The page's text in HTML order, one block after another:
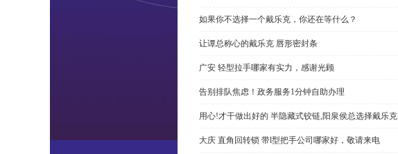
如果你不选择一个戴乐克，你还在等什么？
让谭总称心的戴乐克 唇形密封条
广安 轻型拉手哪家有实力，感谢光顾
告别排队焦虑！政务服务1分钟自助办理
用心!才干做出好的 半隐藏式铰链,阳泉侯总选择戴乐克
大庆 直角回转锁 带l型把手公司哪家好，敬请来电